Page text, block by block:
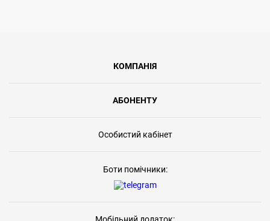
КОМПАНІЯ
АБОНЕНТУ
Особистий кабінет
Боти помічники: